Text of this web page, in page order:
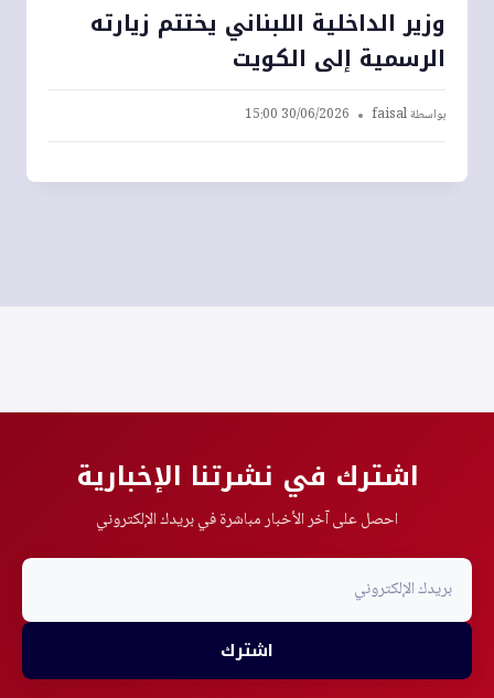
وزير الداخلية اللبناني يختتم زيارته
الرسمية إلى الكويت
بواسطةfaisal
30/06/2026 15:00
اشترك في نشرتنا الإخبارية
احصل على آخر الأخبار مباشرة في بريدك الإلكتروني
اشترك